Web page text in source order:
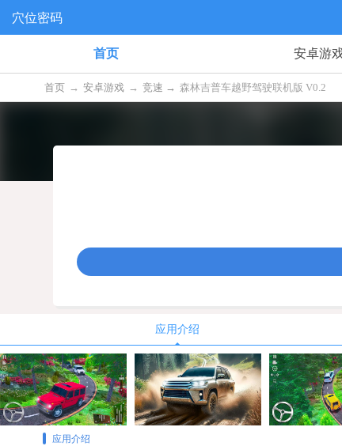
穴位密码
首页 安卓游
首页 → 安卓游戏 → 竞速 → 森林吉普车越野驾驶联机版 V0.2
应用介绍
应用介绍